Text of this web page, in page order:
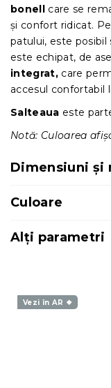
bonell care se
și confort ridicat.
patului, este posibil
este echipat, de
integrat, care
accesul confortabil
Salteaua este
Notă: Culoarea
Dimensiuni și
Culoare
Alți parametri
Vezi în AR ❖